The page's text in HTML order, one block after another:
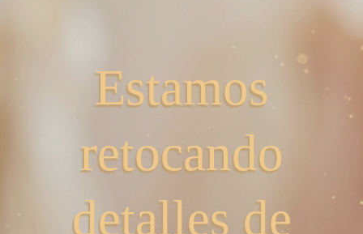
Estamos
retocando
detalles de